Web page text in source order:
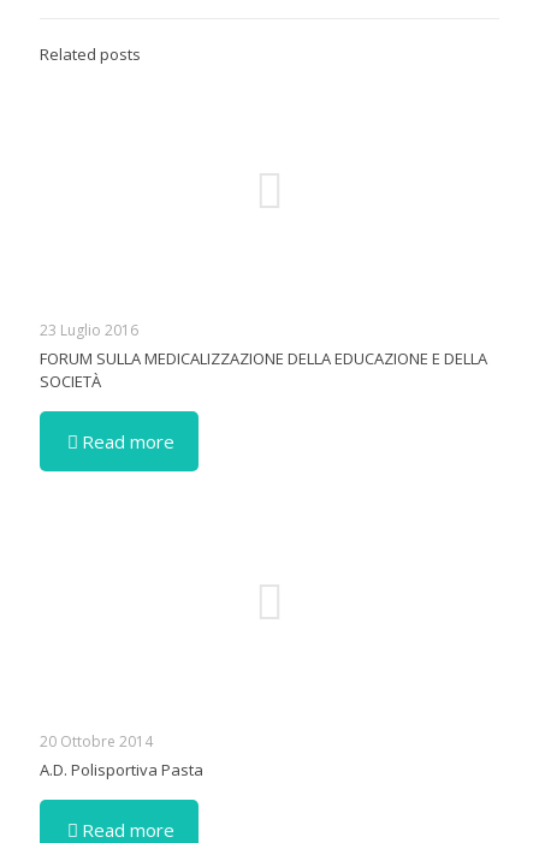
Related posts
23 Luglio 2016
FORUM SULLA MEDICALIZZAZIONE DELLA EDUCAZIONE E DELLA
SOCIETÀ
Read more
20 Ottobre 2014
A.D. Polisportiva Pasta
Read more